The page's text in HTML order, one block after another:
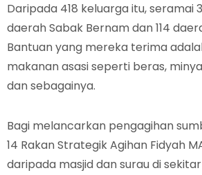
Daripada 418 keluarga itu, seramai
daerah Sabak Bernam dan 114
Bantuan yang mereka terima
makanan asasi seperti beras,
dan sebagainya.
Bagi melancarkan pengagihan
14 Rakan Strategik Agihan Fidyah
daripada masjid dan surau di